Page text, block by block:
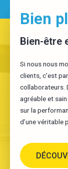
Bien
Bien-être
Si nous nous
clients, c’est
collaborateurs.
agréable et
sur la
d’une véritable